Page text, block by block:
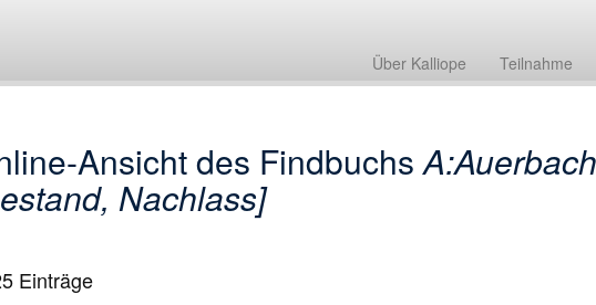
Über Kalliope Teilnahme
Ansicht des Findbuchs
Nachlass]
Einträge